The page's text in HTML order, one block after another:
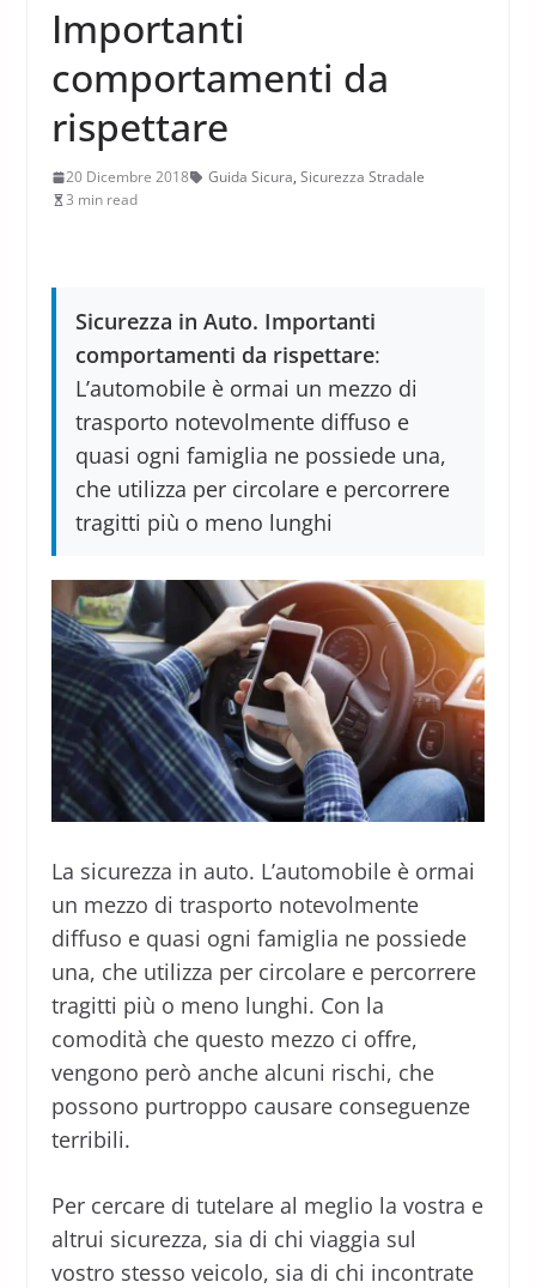
Importanti
comportamenti da
rispettare
20 Dicembre 2018 Guida Sicura, Sicurezza Stradale
3 min read
Sicurezza in Auto. Importanti
comportamenti da rispettare:
L’automobile è ormai un mezzo di
trasporto notevolmente diffuso e
quasi ogni famiglia ne possiede una,
che utilizza per circolare e percorrere
tragitti più o meno lunghi
La sicurezza in auto. L’automobile è ormai
un mezzo di trasporto notevolmente
diffuso e quasi ogni famiglia ne possiede
una, che utilizza per circolare e percorrere
tragitti più o meno lunghi. Con la
comodità che questo mezzo ci offre,
vengono però anche alcuni rischi, che
possono purtroppo causare conseguenze
terribili.
Per cercare di tutelare al meglio la vostra e
altrui sicurezza, sia di chi viaggia sul
vostro stesso veicolo, sia di chi incontrate